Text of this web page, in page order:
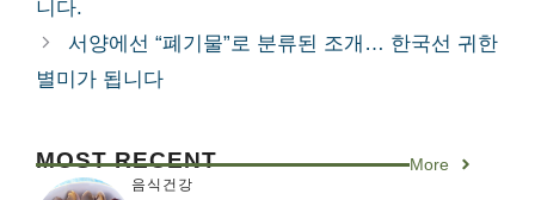
리
니다.
서양에선 “폐기물”로 분류된 조개… 한국선 귀한
별미가 됩니다
MOST RECENT More
음식건강